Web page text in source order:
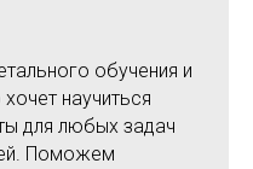
обучения и
научиться
для любых задач
Поможем